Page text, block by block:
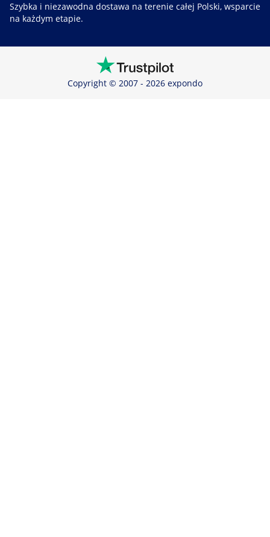
Szybka i niezawodna dostawa na terenie całej Polski, wsparcie
na każdym etapie.
Copyright © 2007 - 2026 expondo